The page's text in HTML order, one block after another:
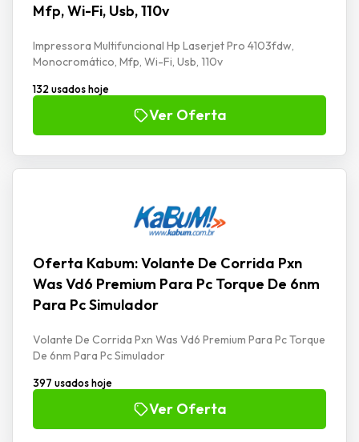
Mfp, Wi-Fi, Usb, 110v
Impressora Multifuncional Hp Laserjet Pro 4103fdw,
Monocromático, Mfp, Wi-Fi, Usb, 110v
132 usados hoje
Ver Oferta
Oferta Kabum: Volante De Corrida Pxn
Was Vd6 Premium Para Pc Torque De 6nm
Para Pc Simulador
Volante De Corrida Pxn Was Vd6 Premium Para Pc Torque
De 6nm Para Pc Simulador
397 usados hoje
Ver Oferta